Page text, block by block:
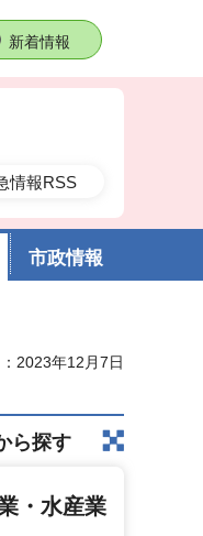
情報RSS
索
新着情報
市政情報
2023年12月7日
ら探す
・水産業